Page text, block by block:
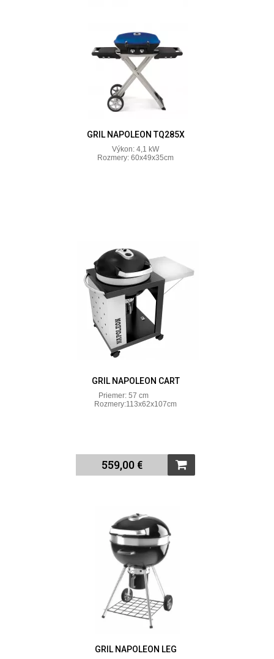
GRIL NAPOLEON TQ285X
Výkon: 4,1 kW
Rozmery: 60x49x35cm
GRIL NAPOLEON CART
Priemer: 57 cm
Rozmery:113x62x107cm
559,00 €
GRIL NAPOLEON LEG